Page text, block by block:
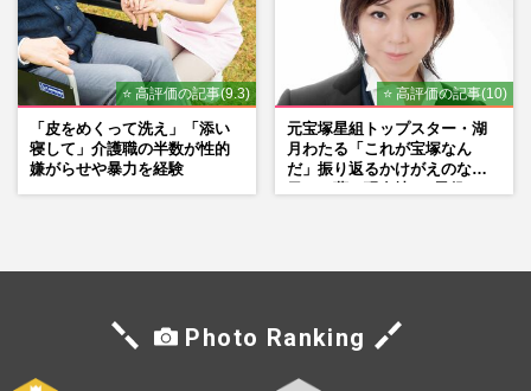
⭐ 高評価の記事(9.3)
「皮をめくって洗え」「添い
寝して」介護職の半数が性的
嫌がらせや暴力を経験
⭐ 高評価の記事(10)
元宝塚星組トップスター・湖
月わたる「これが宝塚なん
だ」振り返るかけがえのない
Photo Ranking